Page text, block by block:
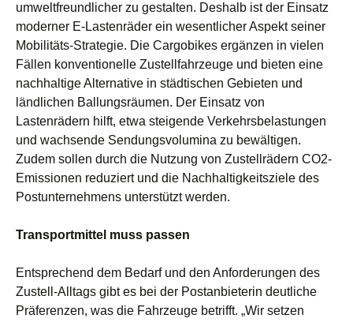
umweltfreundlicher zu gestalten. Deshalb ist der Einsatz
moderner E-Lastenräder ein wesentlicher Aspekt seiner
Mobilitäts-Strategie. Die Cargobikes ergänzen in vielen
Fällen konventionelle Zustellfahrzeuge und bieten eine
nachhaltige Alternative in städtischen Gebieten und
ländlichen Ballungsräumen. Der Einsatz von
Lastenrädern hilft, etwa steigende Verkehrsbelastungen
und wachsende Sendungsvolumina zu bewältigen.
Zudem sollen durch die Nutzung von Zustellrädern CO2-
Emissionen reduziert und die Nachhaltigkeitsziele des
Postunternehmens unterstützt werden.
Transportmittel muss passen
Entsprechend dem Bedarf und den Anforderungen des
Zustell-Alltags gibt es bei der Postanbieterin deutliche
Präferenzen, was die Fahrzeuge betrifft. „Wir setzen